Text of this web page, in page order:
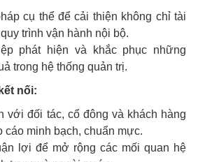
cụ thể để cải thiện không chỉ tài
trình vận hành nội bộ.
phát hiện và khắc phục những
trong hệ thống quản trị.
nối:
với đối tác, cổ đông và khách hàng
cáo minh bạch, chuẩn mực.
lợi để mở rộng các mối quan hệ